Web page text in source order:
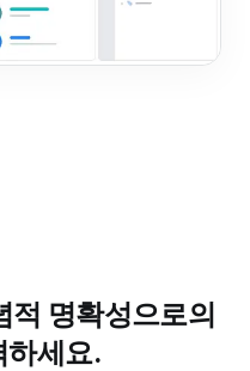
적 명확성으로의
하세요.